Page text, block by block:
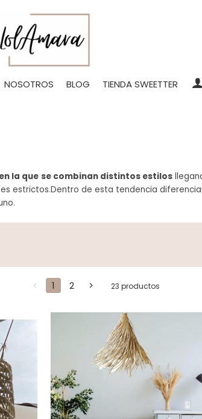
NOSOTROS BLOG TIENDA SWEETTER
la que se combinan distintos estilos
estrictos.Dentro de esta tendencia
< 1 2 > 23 productos